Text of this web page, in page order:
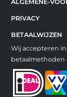
ALGEMENE-
PRIVACY
BETAALWIJZEN
Wij accepteren
betaalmethoden